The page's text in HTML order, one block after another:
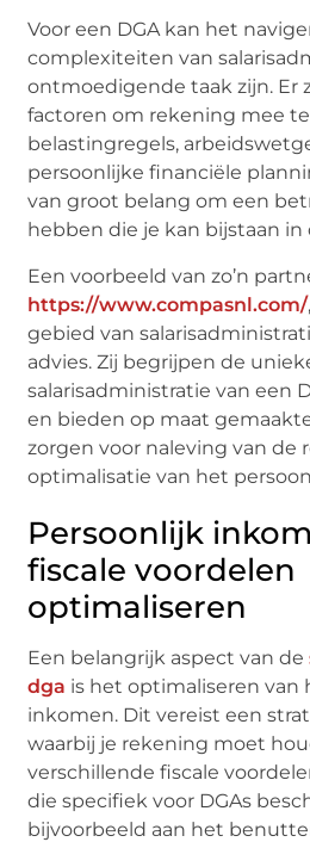
Voor een DGA kan het
complexiteiten van
ontmoedigende taak zijn. Er
factoren om rekening mee
belastingregels,
persoonlijke financiële
van groot belang om een
hebben die je kan bijstaan in
Een voorbeeld van zo’n
https://www.compasnl.com/
gebied van
advies. Zij begrijpen de
salarisadministratie van een
en bieden op maat
zorgen voor naleving van de
optimalisatie van het
Persoonlijk
fiscale voordelen
optimaliseren
Een belangrijk aspect van de
dga is het optimaliseren van
inkomen. Dit vereist een
waarbij je rekening moet
verschillende fiscale
die specifiek voor DGAs
bijvoorbeeld aan het